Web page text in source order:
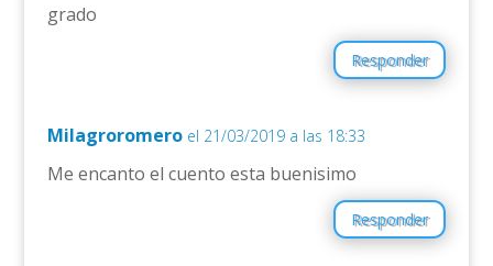
grado
Responder
Milagroromero el 21/03/2019 a las 18:33
Me encanto el cuento esta buenisimo
Responder